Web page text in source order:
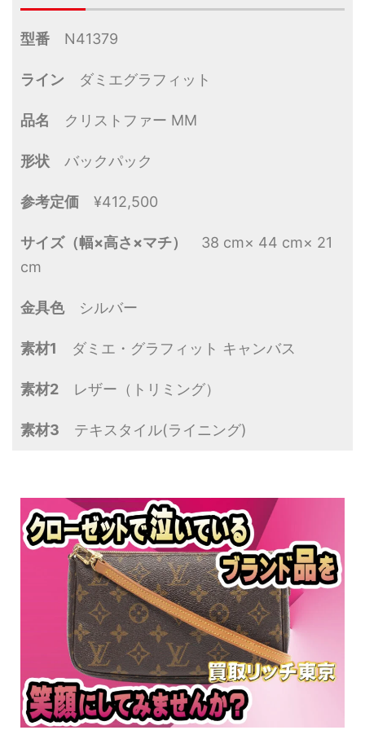
型番 N41379
ライン ダミエグラフィット
品名 クリストファー MM
形状 バックパック
参考定価 ¥412,500
サイズ（幅×高さ×マチ）
38 cm× 44 cm× 21
cm
金具色 シルバー
素材1 ダミエ・グラフィット キャンバス
素材2 レザー（トリミング）
素材3 テキスタイル(ライニング)